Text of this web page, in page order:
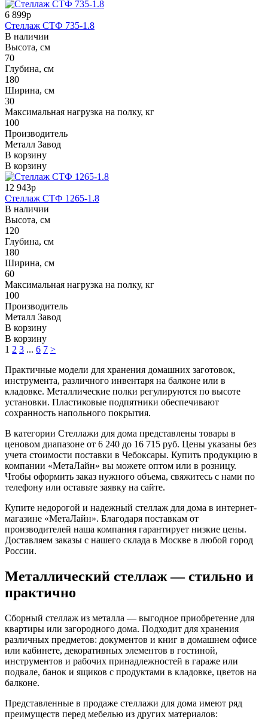
6 899р
Стеллаж СТФ 735-1.8
В наличии
Высота, см
70
Глубина, см
180
Ширина, см
30
Максимальная нагрузка на полку, кг
100
Производитель
Металл Завод
В корзину
В корзину
12 943р
Стеллаж СТФ 1265-1.8
В наличии
Высота, см
120
Глубина, см
180
Ширина, см
60
Максимальная нагрузка на полку, кг
100
Производитель
Металл Завод
В корзину
В корзину
1 2 3 ... 6 7 >
Практичные модели для хранения домашних заготовок,
инструмента, различного инвентаря на балконе или в
кладовке. Металлические полки регулируются по высоте
установки. Пластиковые подпятники обеспечивают
сохранность напольного покрытия.
В категории Стеллажи для дома представлены товары в
ценовом диапазоне от 6 240 до 16 715 руб. Цены указаны без
учета стоимости поставки в Чебоксары. Купить продукцию в
компании «МетаЛайн» вы можете оптом или в розницу.
Чтобы оформить заказ нужного объема, свяжитесь с нами по
телефону или оставьте заявку на сайте.
Купите недорогой и надежный стеллаж для дома в интернет-
магазине «МетаЛайн». Благодаря поставкам от
производителей наша компания гарантирует низкие цены.
Доставляем заказы с нашего склада в Москве в любой город
России.
Металлический стеллаж — стильно и
практично
Сборный стеллаж из металла — выгодное приобретение для
квартиры или загородного дома. Подходит для хранения
различных предметов: документов и книг в домашнем офисе
или кабинете, декоративных элементов в гостиной,
инструментов и рабочих принадлежностей в гараже или
подвале, банок и ящиков с продуктами в кладовке, цветов на
балконе.
Представленные в продаже стеллажи для дома имеют ряд
преимуществ перед мебелью из других материалов: